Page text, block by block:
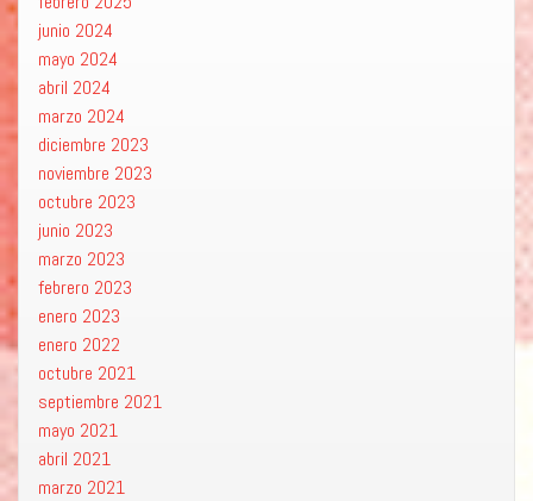
junio 2024
mayo 2024
abril 2024
marzo 2024
diciembre 2023
noviembre 2023
octubre 2023
junio 2023
marzo 2023
febrero 2023
enero 2023
enero 2022
octubre 2021
septiembre 2021
mayo 2021
abril 2021
marzo 2021